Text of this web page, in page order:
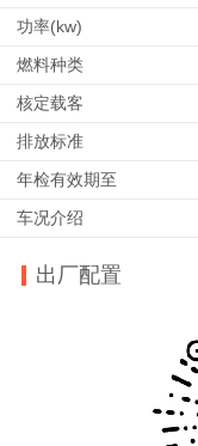
功率(kw)
燃料种类
核定载客
排放标准
年检有效期至
车况介绍
出厂配置